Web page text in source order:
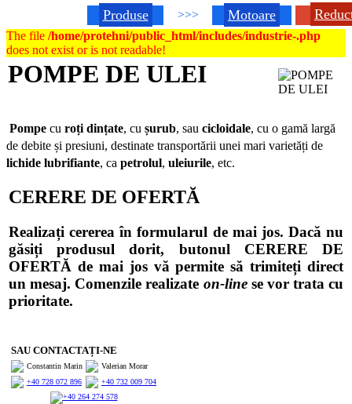
Produse >>> Motoare
The file /home/protehni/public_html/includes/industrie-.php
does not exist or is not readable!
POMPE DE ULEI
Pompe cu roți dințate, cu șurub, sau cicloidale, cu o gamă largă
de debite și presiuni, destinate transportării unei mari varietăți de
lichide lubrifiante, ca petrolul, uleiurile, etc.
CERERE DE OFERTĂ
Realizați cererea în formularul de mai jos. Dacă nu
găsiți produsul dorit, butonul CERERE DE
OFERTĂ de mai jos vă permite să trimiteți direct
un mesaj. Comenzile realizate on-linese vor trata cu
prioritate.
SAU CONTACTAȚI-NE
Constantin Marin
Valerian Morar
+40 728 072 896
+40 732 009 704
+40 264 274 578